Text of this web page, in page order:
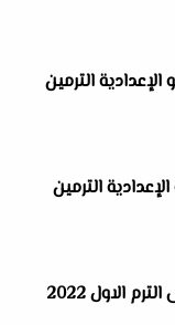
الترمين
الترمين
الاول 2022